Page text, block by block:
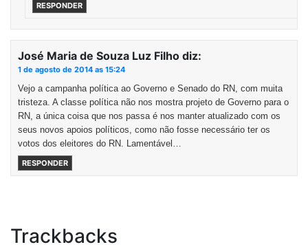
RESPONDER
José Maria de Souza Luz Filho diz:
1 de agosto de 2014 as 15:24
Vejo a campanha política ao Governo e Senado do RN, com muita
tristeza. A classe política não nos mostra projeto de Governo para o
RN, a única coisa que nos passa é nos manter atualizado com os
seus novos apoios políticos, como não fosse necessário ter os
votos dos eleitores do RN. Lamentável…
RESPONDER
Trackbacks